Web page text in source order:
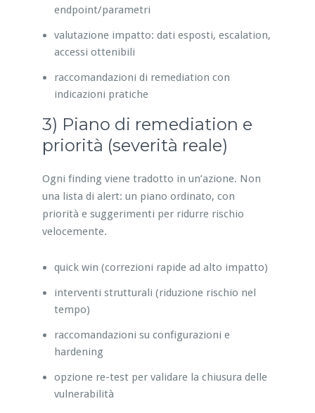
endpoint/parametri
valutazione impatto: dati esposti, escalation,
accessi ottenibili
raccomandazioni di remediation con
indicazioni pratiche
3) Piano di remediation e
priorità (severità reale)
Ogni finding viene tradotto in un’azione. Non
una lista di alert: un piano ordinato, con
priorità e suggerimenti per ridurre rischio
velocemente.
quick win (correzioni rapide ad alto impatto)
interventi strutturali (riduzione rischio nel
tempo)
raccomandazioni su configurazioni e
hardening
opzione re-test per validare la chiusura delle
vulnerabilità